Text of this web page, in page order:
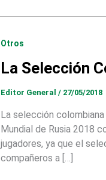
Otros
La Selección
Editor General / 27/05/2018
La selección
Mundial de Rusia 2018
jugadores, ya que el
compañeros a […]